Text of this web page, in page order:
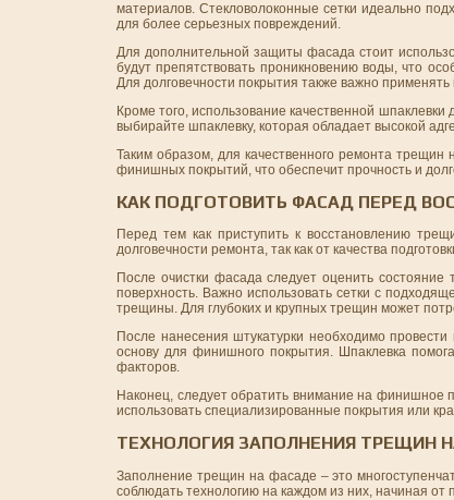
материалов. Стекловолоконные сетки идеально
для более серьезных повреждений.
Для дополнительной защиты фасада стоит
будут препятствовать проникновению воды, что
Для долговечности покрытия также важно
Кроме того, использование качественной
выбирайте шпаклевку, которая обладает высокой
Таким образом, для качественного ремонта
финишных покрытий, что обеспечит прочность и
КАК ПОДГОТОВИТЬ ФАСАД ПЕРЕД
Перед тем как приступить к восстановлению
долговечности ремонта, так как от качества
После очистки фасада следует оценить
поверхность. Важно использовать сетки с
трещины. Для глубоких и крупных трещин может
После нанесения штукатурки необходимо
основу для финишного покрытия. Шпаклевка
факторов.
Наконец, следует обратить внимание на финишное
использовать специализированные покрытия или
ТЕХНОЛОГИЯ ЗАПОЛНЕНИЯ ТРЕЩИН
Заполнение трещин на фасаде – это
соблюдать технологию на каждом из них, начиная от